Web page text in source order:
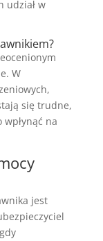
udział w
W
się trudne,
na
jest